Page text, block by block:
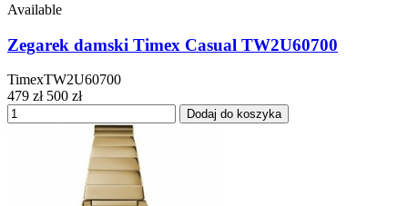
Available
Zegarek damski Timex Casual TW2U60700
TimexTW2U60700
479 zł 500 zł
Dodaj do koszyka